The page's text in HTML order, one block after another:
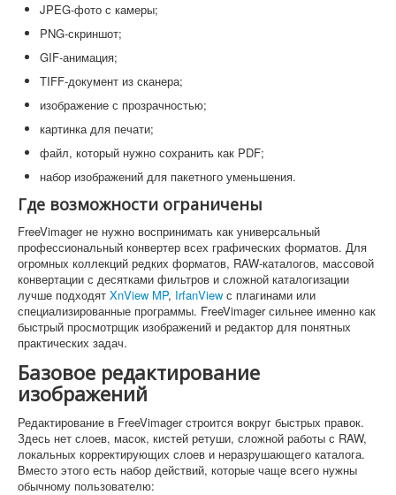
JPEG-фото с камеры;
PNG-скриншот;
GIF-анимация;
TIFF-документ из сканера;
изображение с прозрачностью;
картинка для печати;
файл, который нужно сохранить как PDF;
набор изображений для пакетного уменьшения.
Где возможности ограничены
FreeVimager не нужно воспринимать как универсальный
профессиональный конвертер всех графических форматов. Для
огромных коллекций редких форматов, RAW-каталогов, массовой
конвертации с десятками фильтров и сложной каталогизации
лучше подходят XnView MP, IrfanView с плагинами или
специализированные программы. FreeVimager сильнее именно как
быстрый просмотрщик изображений и редактор для понятных
практических задач.
Базовое редактирование
изображений
Редактирование в FreeVimager строится вокруг быстрых правок.
Здесь нет слоев, масок, кистей ретуши, сложной работы с RAW,
локальных корректирующих слоев и неразрушающего каталога.
Вместо этого есть набор действий, которые чаще всего нужны
обычному пользователю: